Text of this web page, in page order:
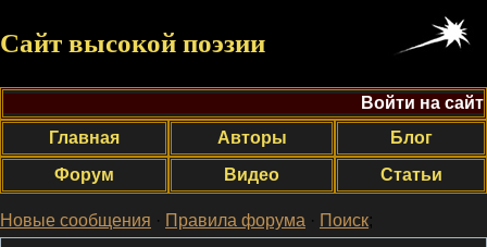
Сайт высокой поэзии
Войти на сайт
Главная
Авторы
Блог
Форум
Видео Статьи
Новые сообщения · Правила форума · Поиск;